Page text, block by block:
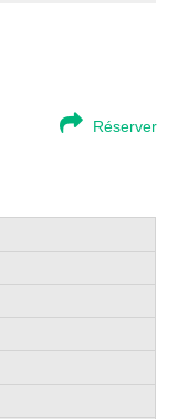
Réserver